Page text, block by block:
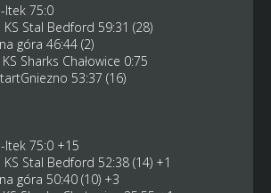
Itek 75:0
KS Stal Bedford 59:31 (28)
góra 46:44 (2)
Sharks Chałowice 0:75
53:37 (16)
Itek 75:0 +15
KS Stal Bedford 52:38 (14) +1
góra 50:40 (10) +3